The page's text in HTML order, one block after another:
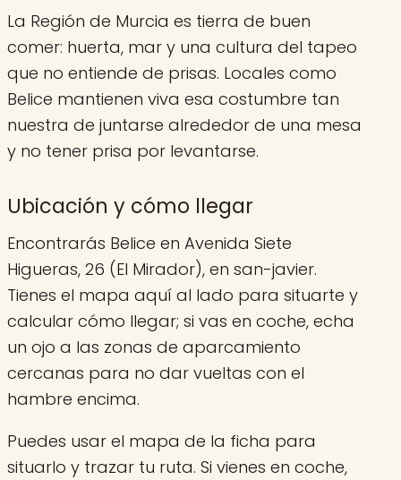
La Región de Murcia es tierra de buen
comer: huerta, mar y una cultura del tapeo
que no entiende de prisas. Locales como
Belice mantienen viva esa costumbre tan
nuestra de juntarse alrededor de una mesa
y no tener prisa por levantarse.
Ubicación y cómo llegar
Encontrarás Belice en Avenida Siete
Higueras, 26 (El Mirador), en san-javier.
Tienes el mapa aquí al lado para situarte y
calcular cómo llegar; si vas en coche, echa
un ojo a las zonas de aparcamiento
cercanas para no dar vueltas con el
hambre encima.
Puedes usar el mapa de la ficha para
situarlo y trazar tu ruta. Si vienes en coche,